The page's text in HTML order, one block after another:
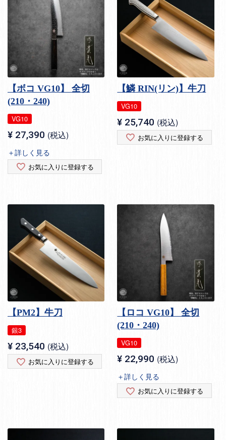
【ボコ VG10】 全切
(210・240)
VG10
¥ 27,390 税込
＋詳しく見る
お気に入りに登録する
【鱗 RIN(リン)】牛刀
VG10
¥ 25,740 税込
お気に入りに登録する
【PM2】牛刀
銀3
¥ 23,540 税込
お気に入りに登録する
【ロコ VG10】 全切
(210・240)
VG10
¥ 22,990 税込
＋詳しく見る
お気に入りに登録する